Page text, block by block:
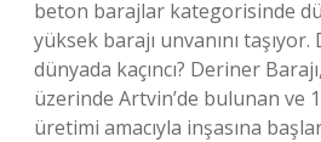
beton barajlar kategorisinde
yüksek barajı unvanını
dünyada kaçıncı? Deriner
üzerinde Artvin’de bulunan ve
üretimi amacıyla inşasına